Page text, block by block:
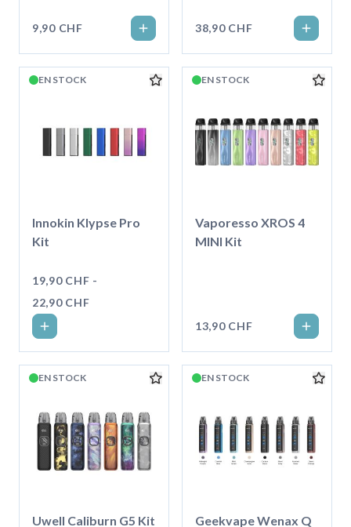
9,90 CHF 38,90 CHF
EN STOCK
Innokin Klypse Pro
Kit
19,90 CHF -
22,90 CHF
EN STOCK
Vaporesso XROS 4
MINI Kit
13,90 CHF
EN STOCK
Uwell Caliburn G5 Kit
EN STOCK
Geekvape Wenax Q